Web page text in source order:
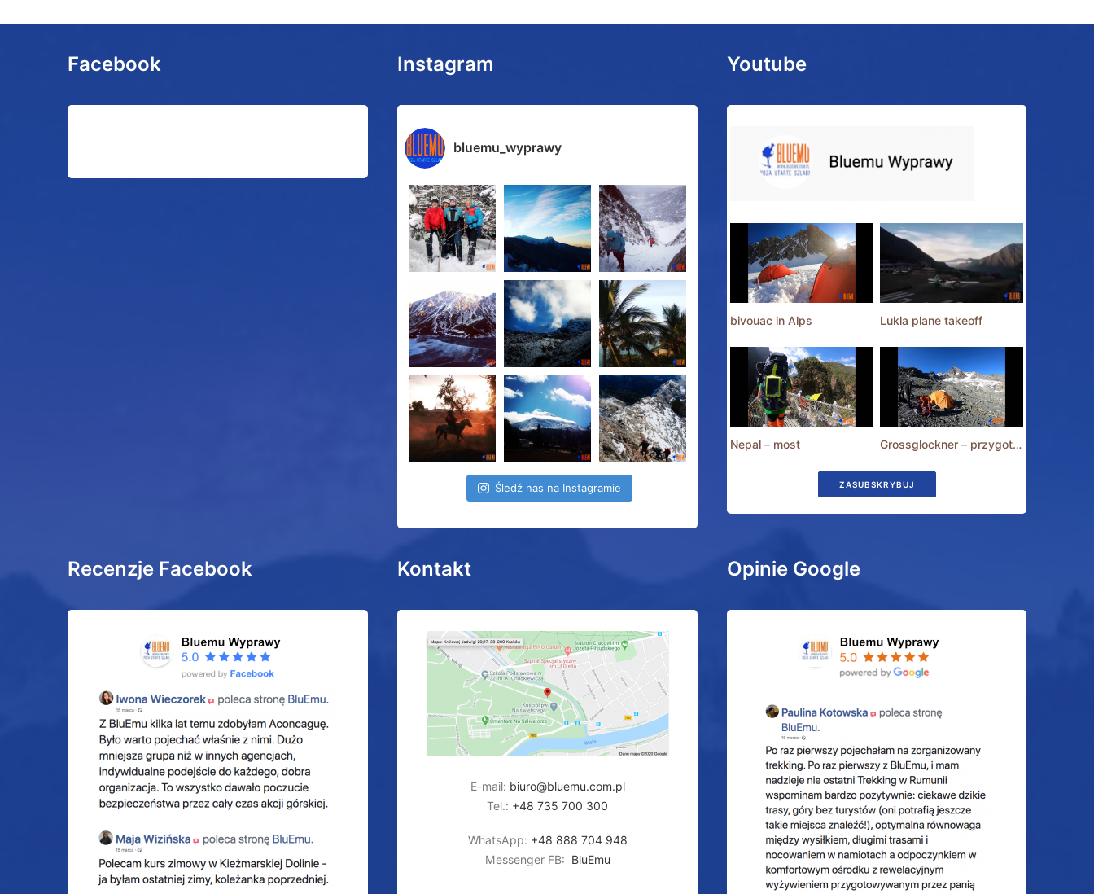
Facebook Instagram
bluemu_wyprawy
Śledź nas na Instagramie
Youtube
bivouac in Alps Lukla plane takeoff
Nepal – most Grossglockner – przygotowania
ZASUBSKRYBUJ
Recenzje Facebook Kontakt
E-mail: biuro@bluemu.com.pl
Tel.: +48 735 700 300
WhatsApp: +48 888 704 948
Messenger FB: BluEmu
Opinie Google